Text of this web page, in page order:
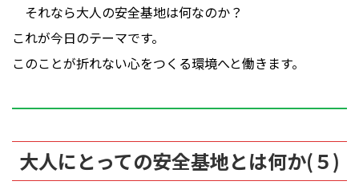
それなら大人の安全基地は何なのか？
これが今日のテーマです。
このことが折れない心をつくる環境へと働きます。
大人にとっての安全基地とは何か(５)